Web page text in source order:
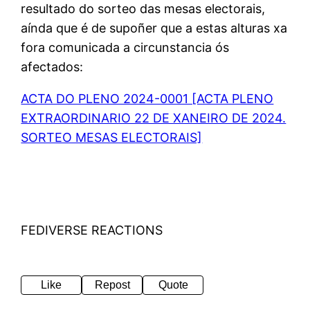
resultado do sorteo das mesas electorais,
aínda que é de supoñer que a estas alturas xa
fora comunicada a circunstancia ós
afectados:
ACTA DO PLENO 2024-0001 [ACTA PLENO
EXTRAORDINARIO 22 DE XANEIRO DE 2024.
SORTEO MESAS ELECTORAIS]
FEDIVERSE REACTIONS
Like Repost Quote